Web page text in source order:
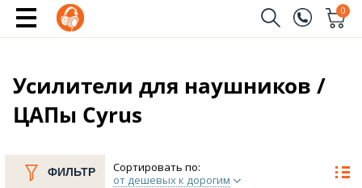
0
Телефон
Усилители для наушников /
ЦАПы Cyrus
ФИЛЬТР
Сортировать по:
от дешевых к дорогим